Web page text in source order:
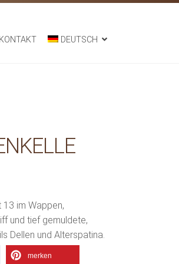
KONTAKT DEUTSCH
im Wappen,
und tief gemuldete,
Dellen und Alterspatina.
merken